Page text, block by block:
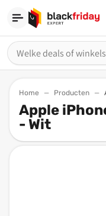
Home Producten
Apple
- Wit